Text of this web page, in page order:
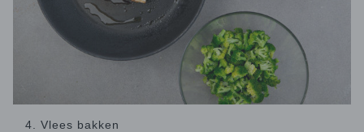
4. Vlees bakken